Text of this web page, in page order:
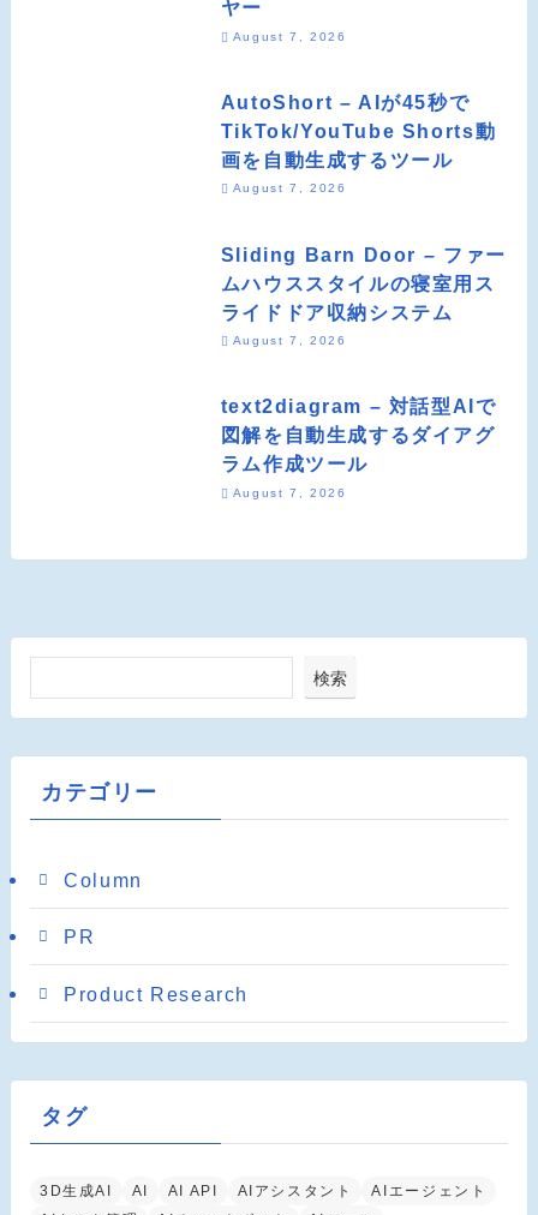
ヤー
August 7, 2026
AutoShort – AIが45秒で
TikTok/YouTube Shorts動
画を自動生成するツール
August 7, 2026
Sliding Barn Door – ファー
ムハウススタイルの寝室用ス
ライドドア収納システム
August 7, 2026
text2diagram – 対話型AIで
図解を自動生成するダイアグ
ラム作成ツール
August 7, 2026
検索
カテゴリー
Column
PR
Product Research
タグ
3D生成AI AI AI API AIアシスタント
AIエージェント